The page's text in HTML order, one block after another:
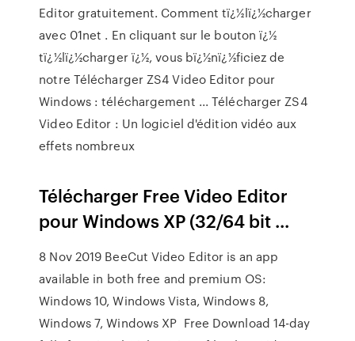
Editor gratuitement. Comment tï¿½lï¿½charger
avec 01net . En cliquant sur le bouton ï¿½
tï¿½lï¿½charger ï¿½, vous bï¿½nï¿½ficiez de
notre Télécharger ZS4 Video Editor pour
Windows : téléchargement ... Télécharger ZS4
Video Editor : Un logiciel d'édition vidéo aux
effets nombreux
Télécharger Free Video Editor
pour Windows XP (32/64 bit ...
8 Nov 2019 BeeCut Video Editor is an app
available in both free and premium OS:
Windows 10, Windows Vista, Windows 8,
Windows 7, Windows XP Free Download 14-day